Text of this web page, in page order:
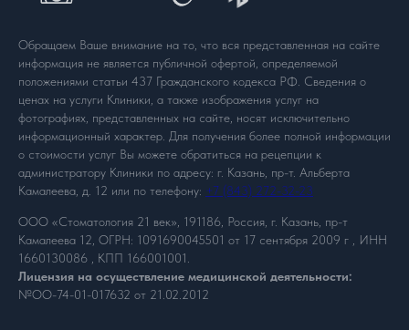
Обращаем Ваше внимание на то, что вся представленная на сайте
информация не является публичной офертой, определяемой
положениями статьи 437 Гражданского кодекса РФ. Сведения о
ценах на услуги Клиники, а также изображения услуг на
фотографиях, представленных на сайте, носят исключительно
информационный характер. Для получения более полной информации
о стоимости услуг Вы можете обратиться на рецепции к
администратору Клиники по адресу: г. Казань, пр-т. Альберта
Камалеева, д. 12 или по телефону: +7 (843) 272-32-23
ООО «Стоматология 21 век», 191186, Россия, г. Казань, пр-т
Камалеева 12, ОГРН: 1091690045501 от 17 сентября 2009 г , ИНН
1660130086 , КПП 166001001.
Лицензия на осуществление медицинской деятельности:
№ОО-74-01-017632 от 21.02.2012